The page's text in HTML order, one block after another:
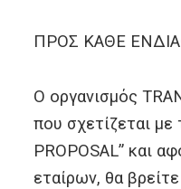
ΠΡΟΣ ΚΑΘΕ
Ο οργανισμός
που σχετίζεται με
PROPOSAL” και
εταίρων, θα